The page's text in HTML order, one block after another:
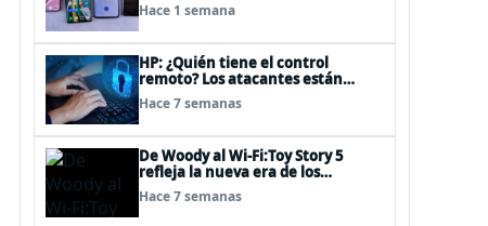
Hace 1 semana
HP: ¿Quién tiene el control
remoto? Los atacantes están
convirtiendo herramientas
legítimas de acceso remoto en
Hace 7 semanas
De Woody al Wi-Fi:Toy Story 5
refleja la nueva era de los
“juguetes digitales”
Hace 7 semanas